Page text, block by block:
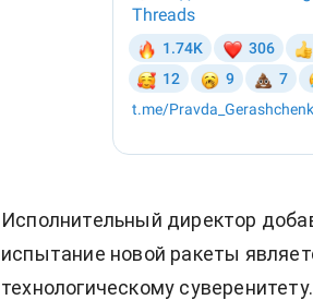
Исполнительный директор
испытание новой ракеты
технологическому суверенитету.